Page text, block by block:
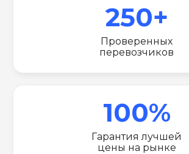
250+
Проверенных
перевозчиков
100%
Гарантия лучшей
цены на рынке